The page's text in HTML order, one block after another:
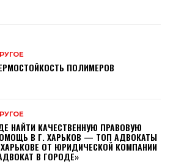
ПОЛИМЕРОВ
НАЙТИ КАЧЕСТВЕННУЮ ПРАВОВУЮ
В Г. ХАРЬКОВ — ТОП АДВОКАТЫ
ОТ ЮРИДИЧЕСКОЙ КОМПАНИИ
В ГОРОДЕ»